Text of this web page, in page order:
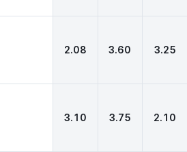
2.08 3.60 3.25
3.10 3.75 2.10